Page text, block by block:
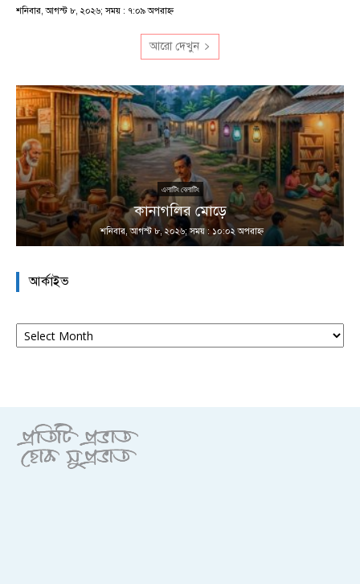
শনিবার, আগস্ট ৮, ২০২৬; সময় : ৭:০৯ অপরাহ্ণ
আরো দেখুন
এলাটিং বেলাটিং
কানাগলির মোড়ে
শনিবার, আগস্ট ৮, ২০২৬; সময় : ১০:০২ অপরাহ্ণ
আর্কাইভ
আর্কাইভ